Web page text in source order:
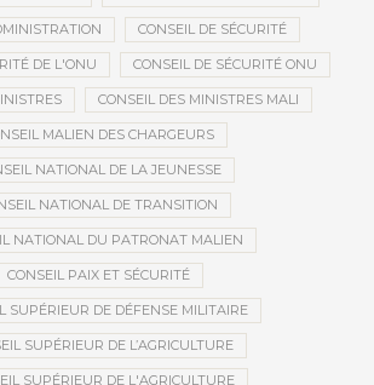
CONSEIL DE SÉCURITÉ
DE L'ONU CONSEIL DE SÉCURITÉ ONU
CONSEIL DES MINISTRES MALI
MALIEN DES CHARGEURS
NATIONAL DE LA JEUNESSE
NATIONAL DE TRANSITION
NATIONAL DU PATRONAT MALIEN
CONSEIL PAIX ET SÉCURITÉ
SUPÉRIEUR DE DÉFENSE MILITAIRE
SUPÉRIEUR DE L’AGRICULTURE
SUPÉRIEUR DE L'AGRICULTURE